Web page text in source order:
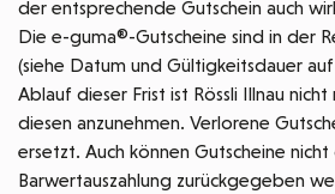
der entsprechende Gutschein auch
Die e-guma®-Gutscheine sind in der
(siehe Datum und Gültigkeitsdauer
Ablauf dieser Frist ist Rössli Illnau
diesen anzunehmen. Verlorene
ersetzt. Auch können Gutscheine
Barwertauszahlung zurückgegeben